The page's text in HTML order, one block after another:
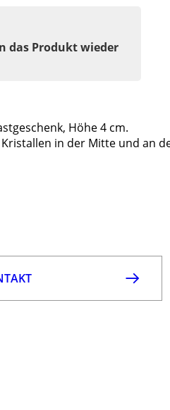
das Produkt wieder
Höhe 4 cm.
in der Mitte und an